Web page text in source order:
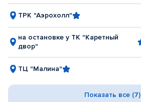
ТРК "Аэрохолл"
на остановке у ТК "Каретный
двор"
ТЦ "Малина"
Показать все (7)